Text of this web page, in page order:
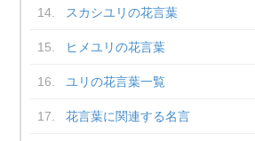
スカシユリの花言葉
ヒメユリの花言葉
ユリの花言葉一覧
花言葉に関連する名言